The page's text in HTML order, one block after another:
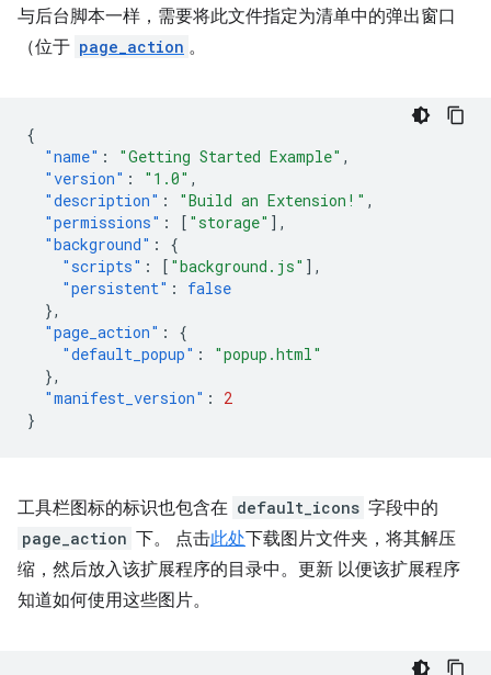
与后台脚本一样，需要将此文件指定为清单中的弹出窗口
（位于 page_action 。
{
"name" : "Getting Started Example" ,
"version" : "1.0" ,
"description" : "Build an Extension!" ,
"permissions" : [ "storage" ],
"background" :
{
"scripts" : [ "background.js" ],
"persistent" :
false
},
"page_action" :
{
"default_popup" :
"popup.html"
},
"manifest_version" :
2
}
工具栏图标的标识也包含在 default_icons 字段中的
page_action 下。 点击此处下载图片文件夹，将其解压
缩，然后放入该扩展程序的目录中。更新 以便该扩展程序
知道如何使用这些图片。